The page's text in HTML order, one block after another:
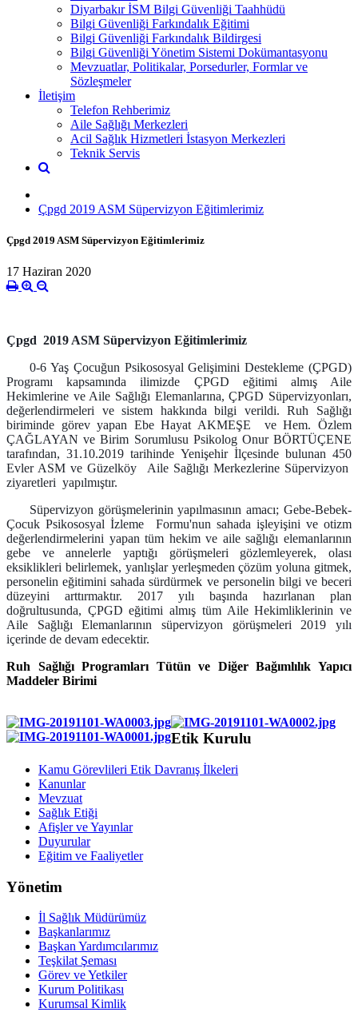
Diyarbakır İSM Bilgi Güvenliği Taahhüdü
Bilgi Güvenliği Farkındalık Eğitimi
Bilgi Güvenliği Farkındalık Bildirgesi
Bilgi Güvenliği Yönetim Sistemi Dokümantasyonu
Mevzuatlar, Politikalar, Porsedurler, Formlar ve
Sözleşmeler
İletişim
Telefon Rehberimiz
Aile Sağlığı Merkezleri
Acil Sağlık Hizmetleri İstasyon Merkezleri
Teknik Servis
Çpgd 2019 ASM Süpervizyon Eğitimlerimiz
Çpgd 2019 ASM Süpervizyon Eğitimlerimiz
17 Haziran 2020
Çpgd 2019 ASM Süpervizyon Eğitimlerimiz
0-6 Yaş Çocuğun Psikososyal Gelişimini Destekleme (ÇPGD)
Programı kapsamında ilimizde ÇPGD eğitimi almış Aile
Hekimlerine ve Aile Sağlığı Elemanlarına, ÇPGD Süpervizyonları,
değerlendirmeleri ve sistem hakkında bilgi verildi. Ruh Sağlığı
biriminde görev yapan Ebe Hayat AKMEŞE ve Hem. Özlem
ÇAĞLAYAN ve Birim Sorumlusu Psikolog Onur BÖRTÜÇENE
tarafından, 31.10.2019 tarihinde Yenişehir İlçesinde bulunan 450
Evler ASM ve Güzelköy Aile Sağlığı Merkezlerine Süpervizyon
ziyaretleri yapılmıştır.
Süpervizyon görüşmelerinin yapılmasının amacı; Gebe-Bebek-
Çocuk Psikososyal İzleme Formu'nun sahada işleyişini ve otizm
değerlendirmelerini yapan tüm hekim ve aile sağlığı elemanlarının
gebe ve annelerle yaptığı görüşmeleri gözlemleyerek, olası
eksiklikleri belirlemek, yanlışlar yerleşmeden çözüm yoluna gitmek,
personelin eğitimini sahada sürdürmek ve personelin bilgi ve beceri
düzeyini arttırmaktır. 2017 yılı başında hazırlanan plan
doğrultusunda, ÇPGD eğitimi almış tüm Aile Hekimliklerinin ve
Aile Sağlığı Elemanlarının süpervizyon görüşmeleri 2019 yılı
içerinde de devam edecektir.
Ruh Sağlığı Programları Tütün ve Diğer Bağımlılık Yapıcı
Maddeler Birimi
Etik Kurulu
Kamu Görevlileri Etik Davranış İlkeleri
Kanunlar
Mevzuat
Sağlık Etiği
Afişler ve Yayınlar
Duyurular
Eğitim ve Faaliyetler
Yönetim
İl Sağlık Müdürümüz
Başkanlarımız
Başkan Yardımcılarımız
Teşkilat Şeması
Görev ve Yetkiler
Kurum Politikası
Kurumsal Kimlik